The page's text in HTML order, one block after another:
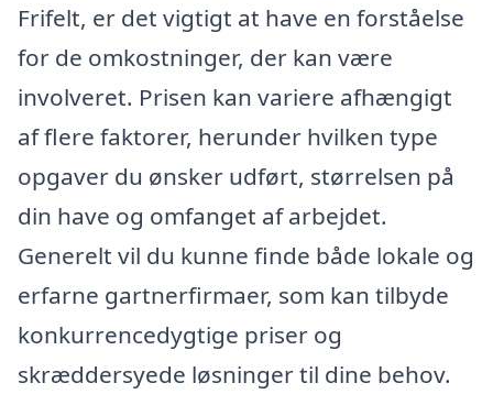
Frifelt, er det vigtigt at have en forståelse
for de omkostninger, der kan være
involveret. Prisen kan variere afhængigt
af flere faktorer, herunder hvilken type
opgaver du ønsker udført, størrelsen på
din have og omfanget af arbejdet.
Generelt vil du kunne finde både lokale og
erfarne gartnerfirmaer, som kan tilbyde
konkurrencedygtige priser og
skræddersyede løsninger til dine behov.